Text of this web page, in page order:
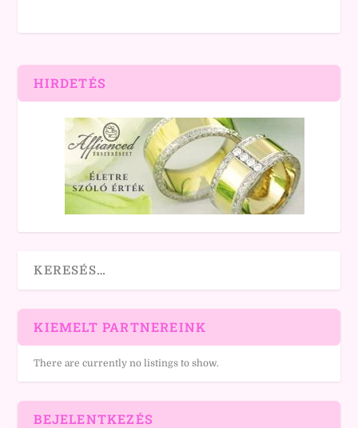
HIRDETÉS
KIEMELT PARTNEREINK
There are currently no listings to show.
BEJELENTKEZÉS